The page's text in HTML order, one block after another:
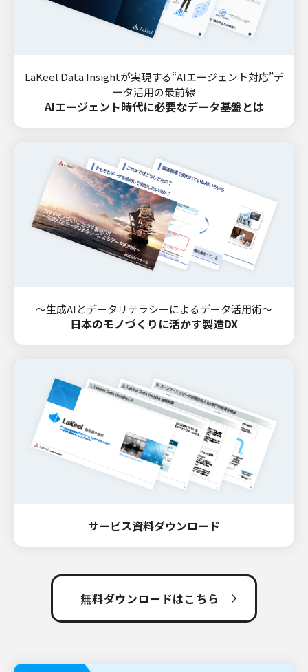
LaKeel Data Insightが実現する“AIエージェント対応”デ
ータ活用の最前線
AIエージェント時代に必要なデータ基盤とは
～生成AIとデータリテラシーによるデータ活用術～
日本のモノづくりに活かす製造DX
サービス資料ダウンロード
無料ダウンロードはこちら